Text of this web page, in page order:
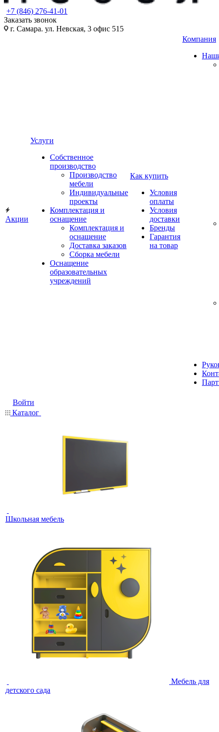
+7 (846) 276-41-01
Заказать звонок
г. Самара. ул. Невская, 3 офис 515
Акции
Услуги
Собственное
производство
Производство
мебели
Индивидуальные
проекты
Комплектация и
оснащение
Комплектация и
оснащение
Доставка заказов
Сборка мебели
Оснащение
образовательных
учреждений
Как купить
Условия
оплаты
Условия
доставки
Бренды
Гарантия
на товар
Компания
Войти
Каталог
Школьная мебель
Мебель для
детского сада